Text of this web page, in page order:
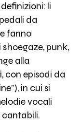
li
da
fanno
punk,
alla
con episodi da
in cui si
vocali
cantabili.